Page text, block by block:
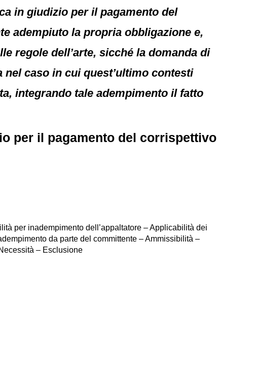
in giudizio per il pagamento del
adempiuto la propria obbligazione e,
regole dell’arte, sicché la domanda di
caso in cui quest’ultimo contesti
integrando tale adempimento il fatto
per il pagamento del corrispettivo
per inadempimento dell’appaltatore – Applicabilità dei
da parte del committente – Ammissibilità –
– Esclusione